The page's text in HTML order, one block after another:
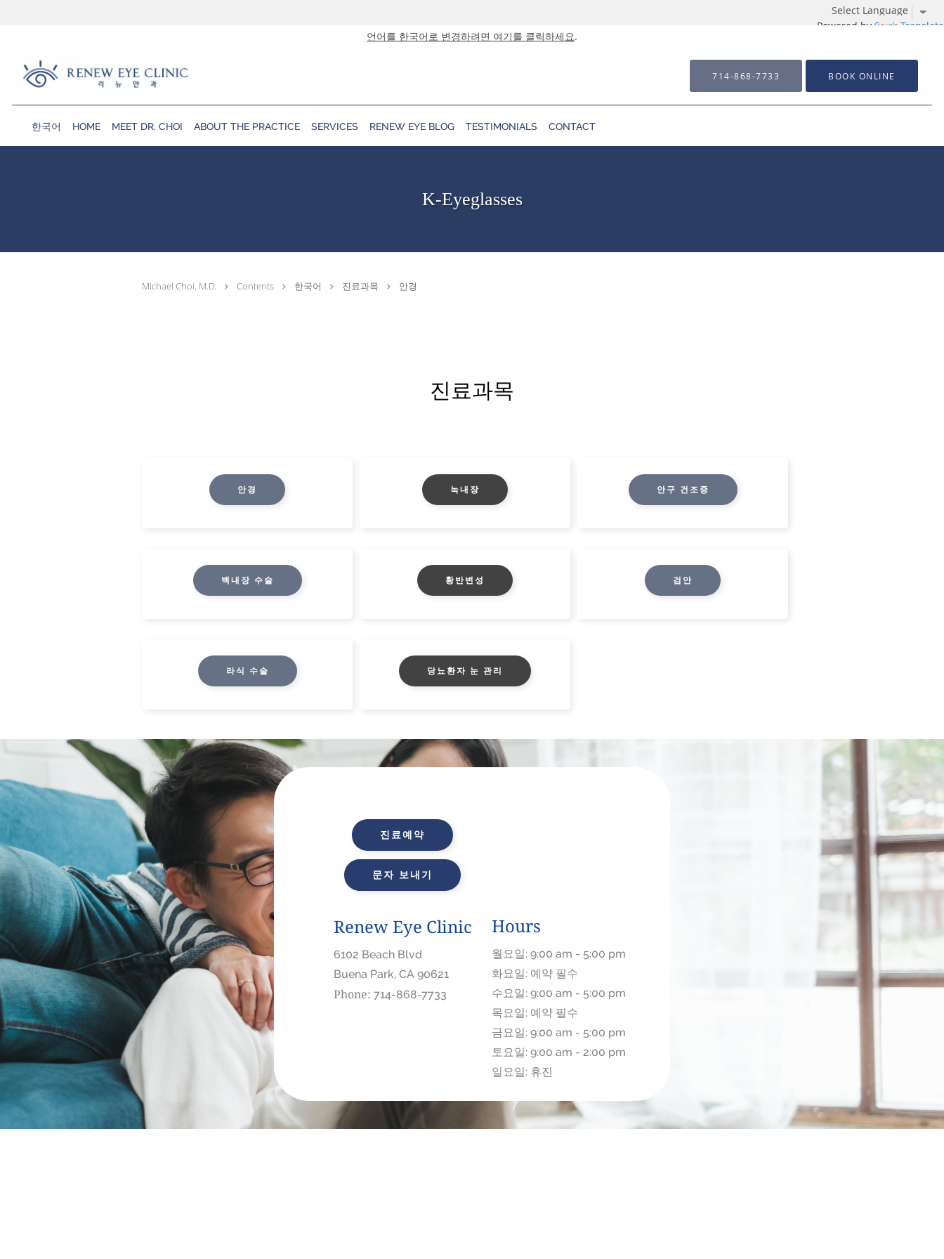
Powered by Translate
언어를 한국어로 변경하려면 여기를 클릭하세요.
714-868-7733 BOOK ONLINE
한국어 HOME MEET DR. CHOI ABOUT THE PRACTICE SERVICES RENEW EYE BLOG TESTIMONIALS CONTACT
K-Eyeglasses
Michael Choi, M.D. Contents 한국어 진료과목 안경
진료과목
안경 녹내장 안구 건조증
백내장 수술 황반변성 검안
라식 수술 당뇨환자 눈 관리
진료예약
문자 보내기
Renew Eye Clinic
6102 Beach Blvd
Buena Park, CA 90621
Phone: 714-868-7733
Hours
월요일: 9:00 am - 5:00 pm
화요일: 예약 필수
수요일: 9:00 am - 5:00 pm
목요일: 예약 필수
금요일: 9:00 am - 5:00 pm
토요일: 9:00 am - 2:00 pm
일요일: 휴진